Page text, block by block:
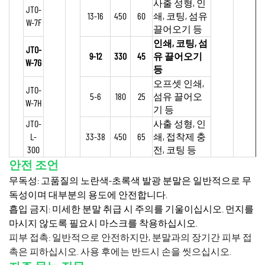
JTO-
W-7F
13-16 450 60
사출 성형, 인
쇄, 코팅, 섬유
끌어오기 등
JTO-
W-7G
9-12 330 45
인쇄, 코팅, 섬
유 끌어오기
등
JTO-
W-7H
5-6 180 25
오프셋 인쇄,
섬유 끌어오
기 등
JTO-
L-
300
33-38 450 65
사출 성형, 인
쇄, 접착제 충
전, 코팅 등
안전 조언
무독성: 고품질의 노란색-초록색 발광 분말은 일반적으로 무
독성이며 대부분의 용도에 안전합니다.
흡입 금지: 미세한 분말 취급 시 주의를 기울이십시오. 먼지를
마시지 않도록 필요시 마스크를 착용하십시오.
피부 접촉: 일반적으로 안전하지만, 분말과의 장기간 피부 접
촉은 피하십시오. 사용 후에는 반드시 손을 씻으십시오.